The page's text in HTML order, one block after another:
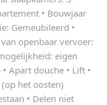
• Bouwjaar
Gemeubileerd •
openbaar vervoer:
eigen
Apart douche • Lift •
het oosten)
• Delen niet